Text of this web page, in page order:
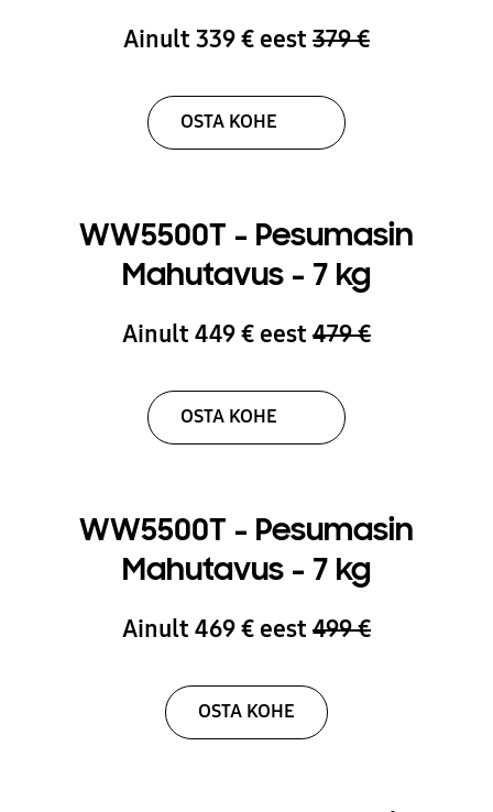
Ainult 339 € eest 379 €
OSTA KOHE
WW5500T - Pesumasin
Mahutavus - 7 kg
Ainult 449 € eest 479 €
OSTA KOHE
WW5500T - Pesumasin
Mahutavus - 7 kg
Ainult 469 € eest 499 €
OSTA KOHE